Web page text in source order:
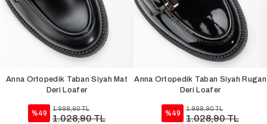
Anna Ortopedik Taban Siyah Mat
Deri Loafer
%49
1.998,90 TL
1.028,90 TL
Anna Ortopedik Taban Siyah Rugan
Deri Loafer
%49
1.998,90 TL
1.028,90 TL